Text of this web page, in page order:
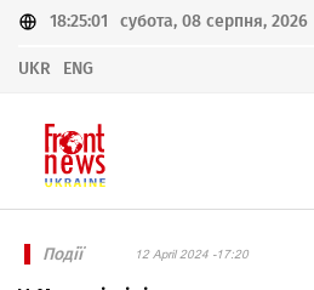
18:25:01 субота, 08 серпня, 2026
UKR ENG
Події 12 April 2024 -17:20